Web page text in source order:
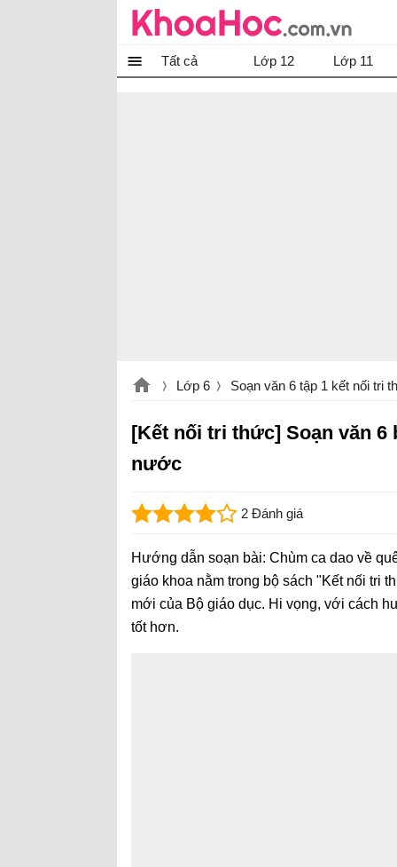
Tất cả Lớp 12 Lớp 11
Lớp 6 Soạn văn 6 tập 1 kết nối tri
[Kết nối tri thức] Soạn văn 6
nước
2 Đánh giá
Hướng dẫn soạn bài: Chùm ca dao về
giáo khoa nằm trong bộ sách "Kết nối tri
mới của Bộ giáo dục. Hi vọng, với cách
tốt hơn.